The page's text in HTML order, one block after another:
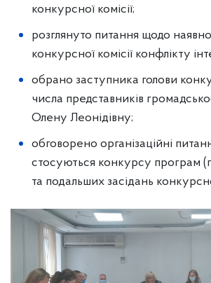
конкурсної комісії;
розглянуто питання щодо
конкурсної комісії конфлікту
обрано заступника голови
числа представників
Олену Леонідівну;
обговорено організаційні
стосуються конкурсу програм
та подальших засідань